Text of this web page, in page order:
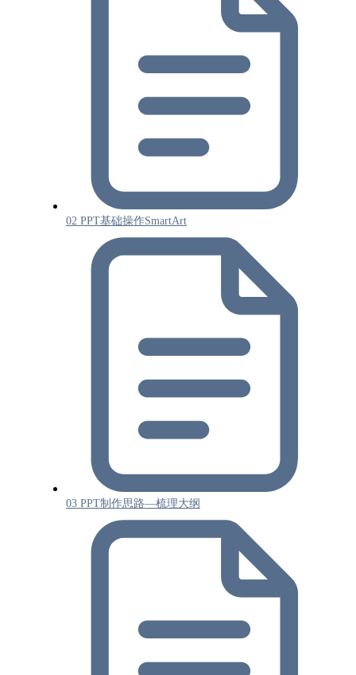
02 PPT基础操作SmartArt
03 PPT制作思路—梳理大纲